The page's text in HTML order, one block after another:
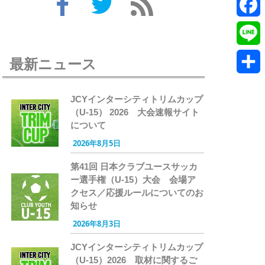
最新ニュース
JCYインターシティトリムカップ
（U-15） 2026 大会速報サイト
について
2026年8月5日
第41回 日本クラブユースサッカ
ー選手権（U-15）大会 会場ア
クセス／応援ルールについてのお
知らせ
2026年8月3日
JCYインターシティトリムカップ
（U-15）2026 取材に関するご
Line